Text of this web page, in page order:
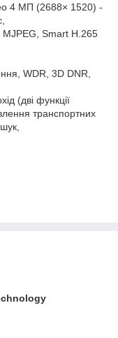
4 МП (2688× 1520) -
Smart H.265
WDR, 3D DNR,
(дві функції
транспортних